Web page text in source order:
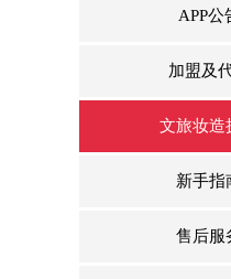
APP公
加盟及
文旅妆造
新手指
售后服